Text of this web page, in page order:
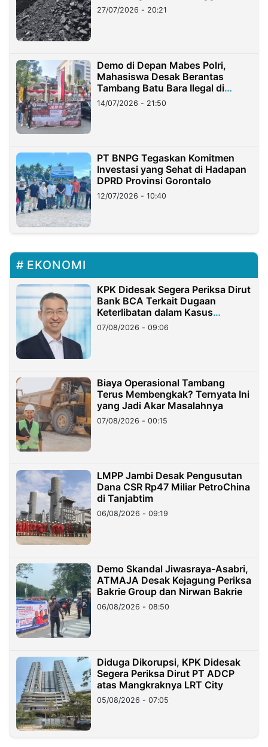
Stockpile
27/07/2026 - 20:21
Demo di Depan Mabes Polri,
Mahasiswa Desak Berantas
Tambang Batu Bara Ilegal di
Lampung
14/07/2026 - 21:50
PT BNPG Tegaskan Komitmen
Investasi yang Sehat di Hadapan
DPRD Provinsi Gorontalo
12/07/2026 - 10:40
EKONOMI
KPK Didesak Segera Periksa Dirut
Bank BCA Terkait Dugaan
Keterlibatan dalam Kasus
Hilangnya Dana Nasabah Rp2,58
Miliar
07/08/2026 - 09:06
Biaya Operasional Tambang
Terus Membengkak? Ternyata Ini
yang Jadi Akar Masalahnya
07/08/2026 - 00:15
LMPP Jambi Desak Pengusutan
Dana CSR Rp47 Miliar PetroChina
di Tanjabtim
06/08/2026 - 09:19
Demo Skandal Jiwasraya-Asabri,
ATMAJA Desak Kejagung Periksa
Bakrie Group dan Nirwan Bakrie
06/08/2026 - 08:50
Diduga Dikorupsi, KPK Didesak
Segera Periksa Dirut PT ADCP
atas Mangkraknya LRT City
05/08/2026 - 07:05